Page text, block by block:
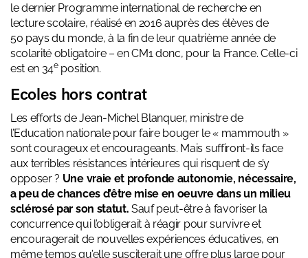
le dernier Programme international de recherche en
lecture scolaire, réalisé en 2016 auprès des élèves de
50 pays du monde, à la fin de leur quatrième année de
scolarité obligatoire – en CM1 donc, pour la France. Celle-ci
est en 34eposition.
Ecoles hors contrat
Les efforts de Jean-Michel Blanquer, ministre de
l’Education nationale pour faire bouger le « mammouth »
sont courageux et encourageants. Mais suffiront-ils face
aux terribles résistances intérieures qui risquent de s’y
opposer ? Une vraie et profonde autonomie, nécessaire,
a peu de chances d’être mise en oeuvre dans un milieu
sclérosé par son statut. Sauf peut-être à favoriser la
concurrence qui l’obligerait à réagir pour survivre et
encouragerait de nouvelles expériences éducatives, en
même temps qu’elle susciterait une offre plus large pour